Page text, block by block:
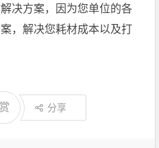
决方案，因为您单位的各
，解决您耗材成本以及打
赏 分享